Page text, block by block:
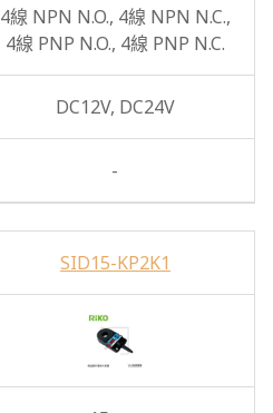
4線 NPN N.O., 4線 NPN N.C.,
4線 PNP N.O., 4線 PNP N.C.
DC12V, DC24V
-
SID15-KP2K1